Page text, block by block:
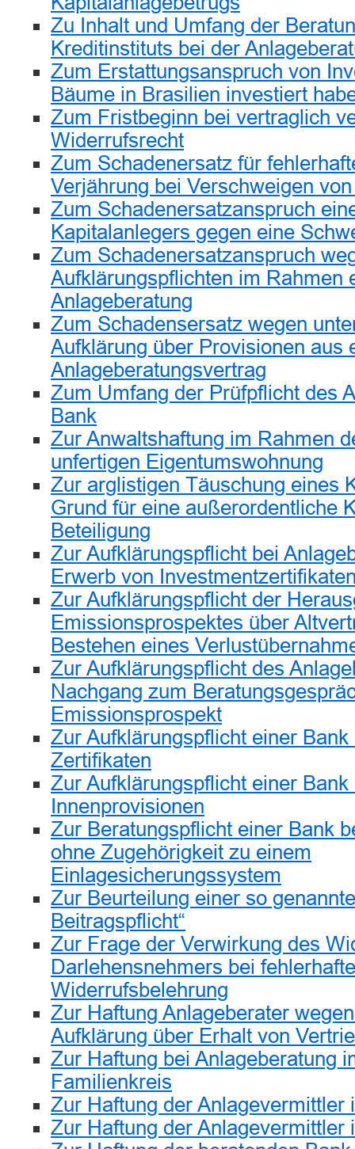
Zu Inhalt und Umfang der
Kreditinstituts bei der
Zum Erstattungsanspruch von
Bäume in Brasilien investiert
Zum Fristbeginn bei vertraglich
Widerrufsrecht
Zum Schadenersatz für
Verjährung bei Verschweigen
Zum Schadenersatzanspruch
Kapitalanlegers gegen eine
Zum Schadenersatzanspruch
Aufklärungspflichten im Rahmen
Anlageberatung
Zum Schadensersatz wegen
Aufklärung über Provisionen aus
Anlageberatungsvertrag
Zum Umfang der Prüfpflicht des
Bank
Zur Anwaltshaftung im Rahmen
unfertigen Eigentumswohnung
Zur arglistigen Täuschung eines
Grund für eine außerordentliche
Beteiligung
Zur Aufklärungspflicht bei
Erwerb von
Zur Aufklärungspflicht der
Emissionsprospektes über
Bestehen eines
Zur Aufklärungspflicht des
Nachgang zum
Emissionsprospekt
Zur Aufklärungspflicht einer
Zertifikaten
Zur Aufklärungspflicht einer
Innenprovisionen
Zur Beratungspflicht einer Bank
ohne Zugehörigkeit zu einem
Einlagesicherungssystem
Zur Beurteilung einer so
Beitragspflicht“
Zur Frage der Verwirkung des
Darlehensnehmers bei
Widerrufsbelehrung
Zur Haftung Anlageberater
Aufklärung über Erhalt von
Zur Haftung bei Anlageberatung
Familienkreis
Zur Haftung der Anlagevermittler
Zur Haftung der Anlagevermittler